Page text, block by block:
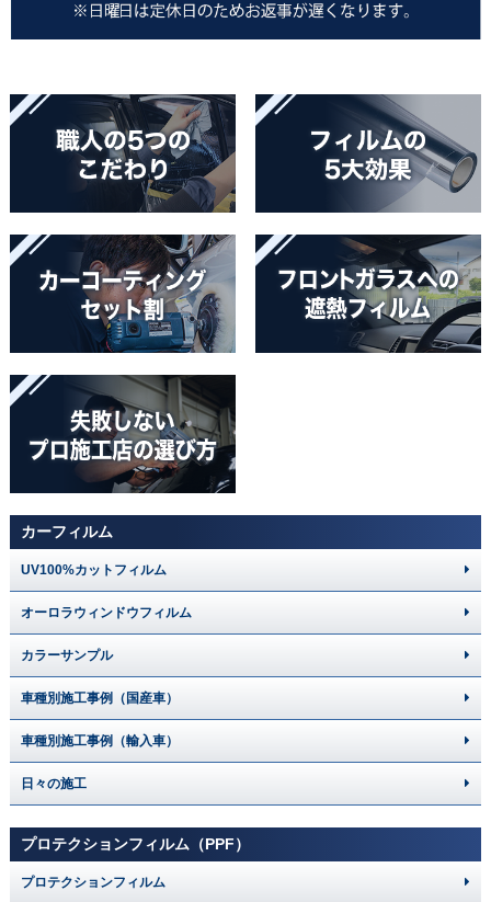
カーフィルム
UV100%カットフィルム
オーロラウィンドウフィルム
カラーサンプル
車種別施工事例（国産車）
車種別施工事例（輸入車）
日々の施工
プロテクションフィルム（PPF）
プロテクションフィルム